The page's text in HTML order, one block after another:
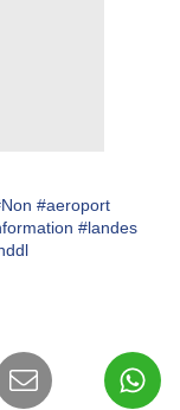
#aeroport
#landes